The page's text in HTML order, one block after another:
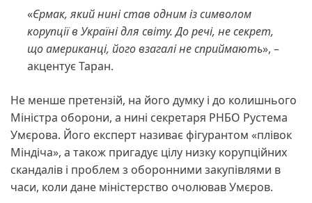
«Єрмак, який нині став одним із символом
корупції в Україні для світу. До речі, не секрет,
що американці, його взагалі не сприймають», –
акцентує Таран.
Не менше претензій, на його думку і до колишнього
Міністра оборони, а нині секретаря РНБО Рустема
Умєрова. Його експерт називає фігурантом «плівок
Міндіча», а також пригадує цілу низку корупційних
скандалів і проблем з оборонними закупівлями в
часи, коли дане міністерство очолював Умєров.